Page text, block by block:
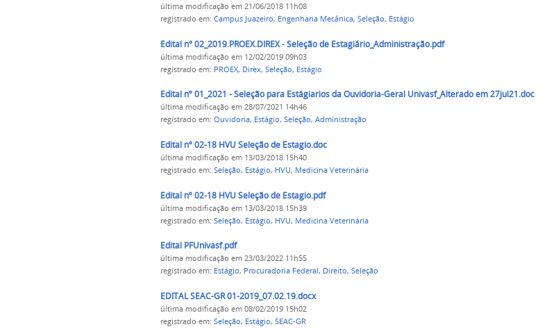
última modificação em 21/06/2018 11h08
registrado em: Campus Juazeiro, Engenharia Mecânica, Seleção, Estágio
Edital n° 02_2019.PROEX.DIREX - Seleção de Estagiário_Administração.pdf
última modificação em 12/02/2019 09h03
registrado em: PROEX, Direx, Seleção, Estágio
Edital nº 01_2021 - Seleção para Estágiarios da Ouvidoria-Geral Univasf_Alterado em 27jul21.doc
última modificação em 28/07/2021 14h46
registrado em: Ouvidoria, Estágio, Seleção, Administração
Edital nº 02-18 HVU Seleção de Estagio.doc
última modificação em 13/03/2018 15h40
registrado em: Seleção, Estágio, HVU, Medicina Veterinária
Edital nº 02-18 HVU Seleção de Estagio.pdf
última modificação em 13/03/2018 15h39
registrado em: Seleção, Estágio, HVU, Medicina Veterinária
Edital PFUnivasf.pdf
última modificação em 23/03/2022 11h55
registrado em: Estágio, Procuradoria Federal, Direito, Seleção
EDITAL SEAC-GR 01-2019_07.02.19.docx
última modificação em 08/02/2019 15h02
registrado em: Seleção, Estágio, SEAC-GR